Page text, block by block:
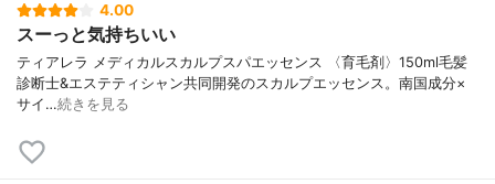
4.00
スーっと気持ちいい
ティアレラ メディカルスカルプスパエッセンス 〈育毛剤〉150ml 毛髪
診断士&エステティシャン共同開発のスカルプエッセンス。 南国成分×
サイ…続きを見る